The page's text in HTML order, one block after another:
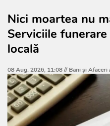
Nici moartea nu
Serviciile
locală
08 Aug. 2026, 11:08 // Bani și Afaceri